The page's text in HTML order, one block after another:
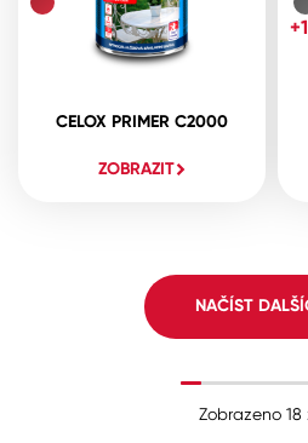
CELOX PRIMER C2000
ZOBRAZIT
NAČÍST
Zobrazeno 18